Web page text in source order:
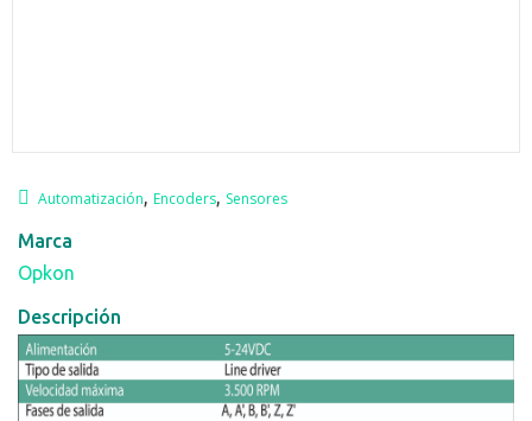
Automatización, Encoders, Sensores
Marca
Opkon
Descripción